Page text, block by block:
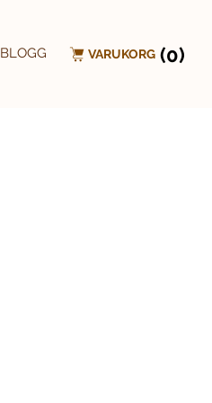
BLOGG VARUKORG (0)